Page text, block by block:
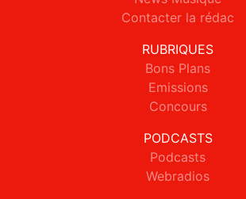
Contacter la rédac
RUBRIQUES
Bons Plans
Emissions
Concours
PODCASTS
Podcasts
Webradios